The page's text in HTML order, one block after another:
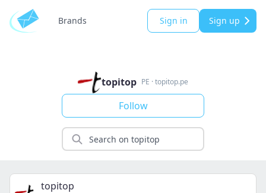
Brands Sign in Sign up
topitop PE ·topitop.pe
Follow
topitop